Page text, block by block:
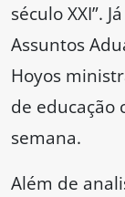
século XXI”.
Assuntos
Hoyos
de educação
semana.
Além de